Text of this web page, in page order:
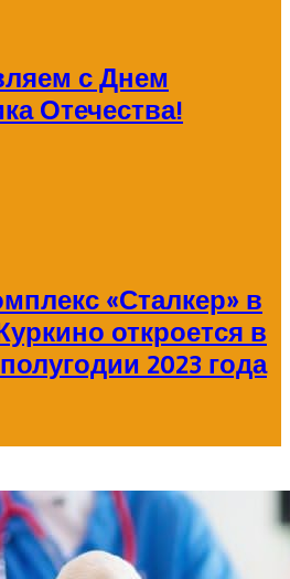
с Днем
Отечества!
«Сталкер» в
откроется в
2023 года